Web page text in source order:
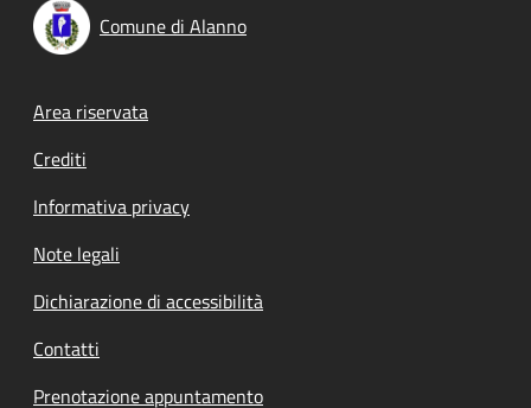
Comune di Alanno
Footer menu
Area riservata
Crediti
Informativa privacy
Note legali
Dichiarazione di accessibilità
Contatti
Prenotazione appuntamento